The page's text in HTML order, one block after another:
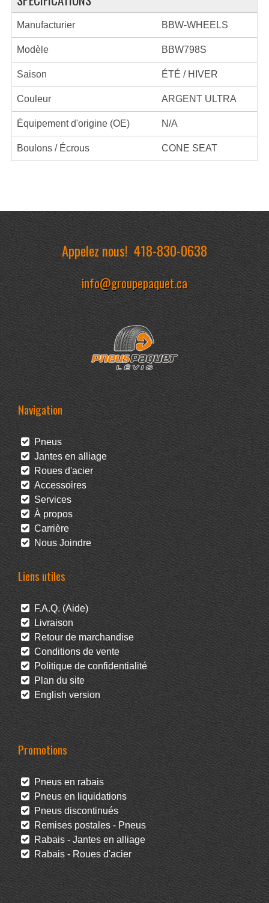
Manufacturier BBW-WHEELS
Modèle BBW798S
Saison ÉTÉ / HIVER
Couleur ARGENT ULTRA
Équipement d'origine (OE) N/A
Boulons / Écrous CONE SEAT
Appelez nous!418-830-0638
info@groupepaquet.ca
Navigation
Pneus
Jantes en alliage
Roues d'acier
Accessoires
Services
À propos
Carrière
Nous Joindre
Liens utiles
F.A.Q. (Aide)
Livraison
Retour de marchandise
Conditions de vente
Politique de confidentialité
Plan du site
English version
Promotions
Pneus en rabais
Pneus en liquidations
Pneus discontinués
Remises postales - Pneus
Rabais - Jantes en alliage
Rabais - Roues d'acier